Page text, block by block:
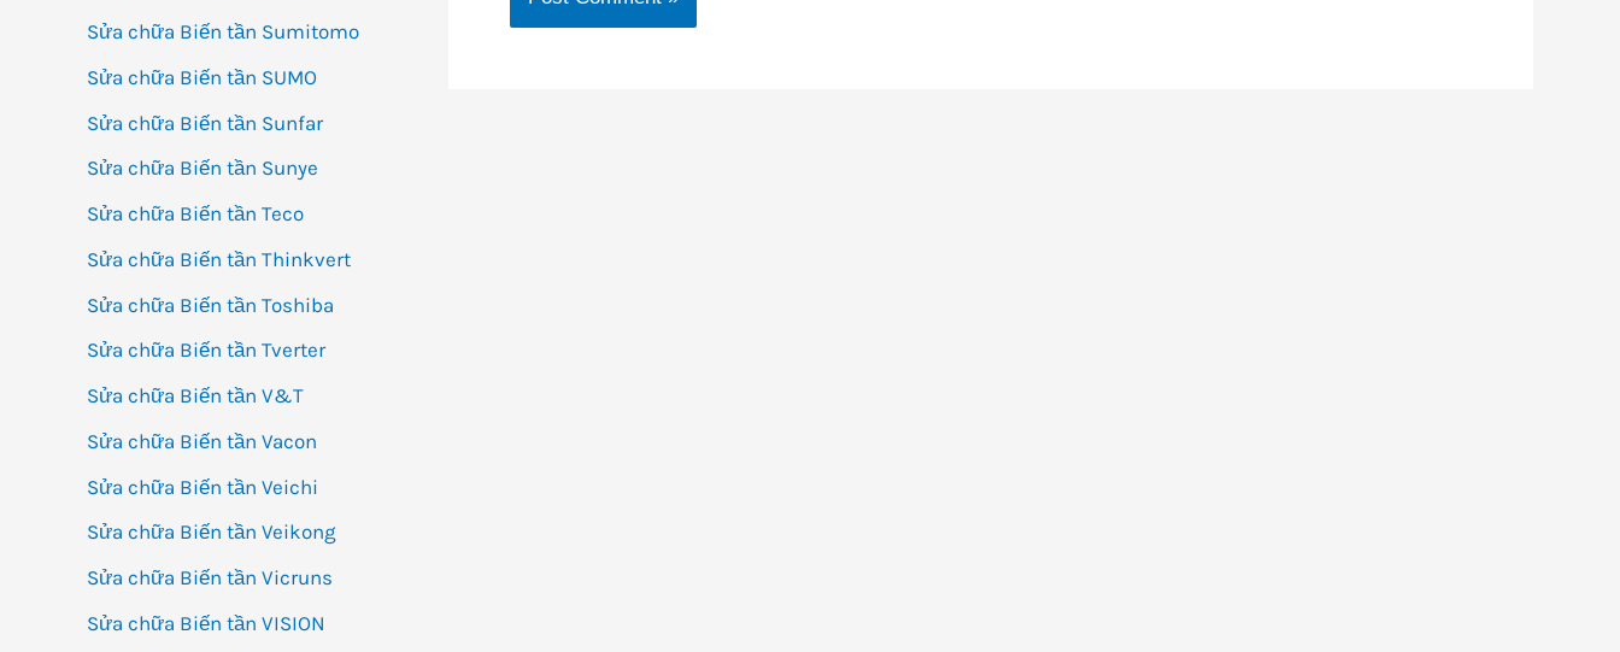
Sửa chữa Biến tần Sumitomo
Sửa chữa Biến tần SUMO
Sửa chữa Biến tần Sunfar
Sửa chữa Biến tần Sunye
Sửa chữa Biến tần Teco
Sửa chữa Biến tần Thinkvert
Sửa chữa Biến tần Toshiba
Sửa chữa Biến tần Tverter
Sửa chữa Biến tần V&T
Sửa chữa Biến tần Vacon
Sửa chữa Biến tần Veichi
Sửa chữa Biến tần Veikong
Sửa chữa Biến tần Vicruns
Sửa chữa Biến tần VISION